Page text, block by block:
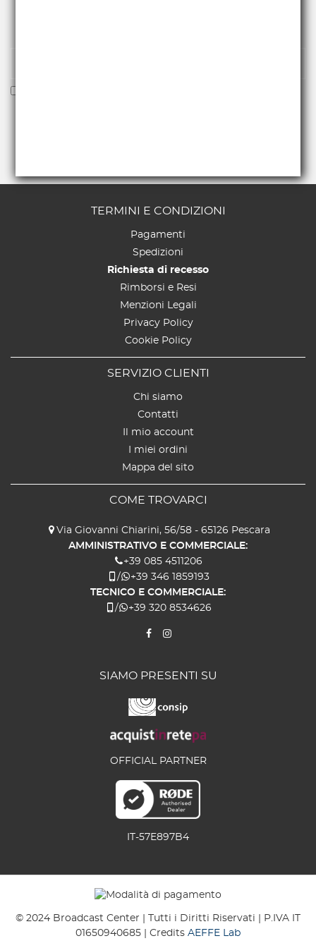
TERMINI E CONDIZIONI
Pagamenti
Spedizioni
Richiesta di recesso
Rimborsi e Resi
Menzioni Legali
Privacy Policy
Cookie Policy
SERVIZIO CLIENTI
Chi siamo
Contatti
Il mio account
I miei ordini
Mappa del sito
COME TROVARCI
Via Giovanni Chiarini, 56/58 - 65126 Pescara
AMMINISTRATIVO E COMMERCIALE:
+39 085 4511206
/
+39 346 1859193
TECNICO E COMMERCIALE:
/
+39 320 8534626
SIAMO PRESENTI SU
OFFICIAL PARTNER
IT-57E897B4
© 2024 Broadcast Center | Tutti i Diritti Riservati | P.IVA IT
01650940685 | Credits AEFFE Lab